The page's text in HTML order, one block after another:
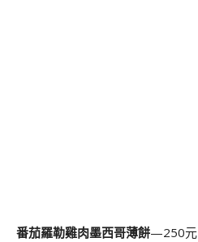
番茄羅勒雞肉墨西哥薄餅—250元